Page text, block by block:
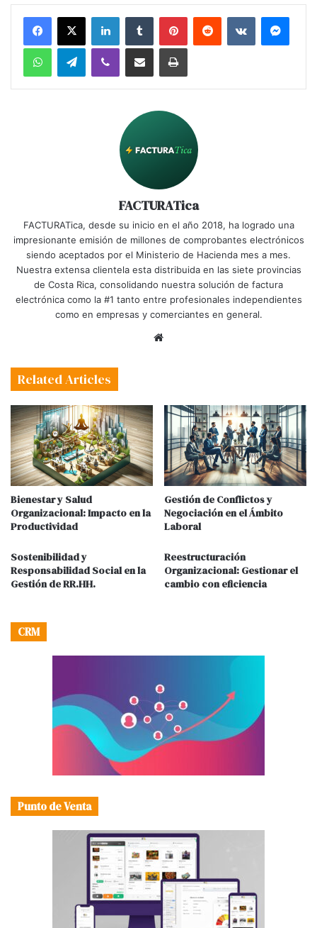
LinkedInTumblr PinterestReddit VKontakte
WhatsAppTelegramViber Share via Email Print
FACTURATica
FACTURATica, desde su inicio en el año 2018, ha logrado una
impresionante emisión de millones de comprobantes electrónicos
siendo aceptados por el Ministerio de Hacienda mes a mes.
Nuestra extensa clientela esta distribuida en las siete provincias
de Costa Rica, consolidando nuestra solución de factura
electrónica como la #1 tanto entre profesionales independientes
como en empresas y comerciantes en general.
Related Articles
Bienestar y Salud
Organizacional: Impacto en la
Productividad
Gestión de Conflictos y
Negociación en el Ámbito
Laboral
Sostenibilidad y
Responsabilidad Social en la
Gestión de RR.HH.
Reestructuración
Organizacional: Gestionar el
cambio con eficiencia
CRM
Punto de Venta